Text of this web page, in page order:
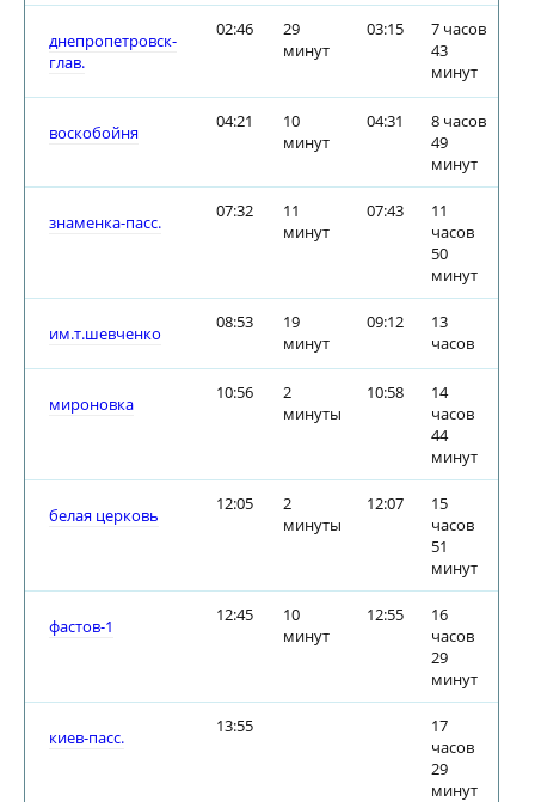
днепропетровск-
глав.
02:46
29
минут
03:15
7 часов
43
минут
воскобойня
04:21
10
минут
04:31
8 часов
49
минут
знаменка-пасс.
07:32
11
минут
07:43
11
часов
50
минут
им.т.шевченко
08:53
19
минут
09:12
13
часов
мироновка
10:56
2
минуты
10:58
14
часов
44
минут
белая церковь
12:05
2
минуты
12:07
15
часов
51
минут
фастов-1
12:45
10
минут
12:55
16
часов
29
минут
киев-пасс.
13:55
17
часов
29
минут